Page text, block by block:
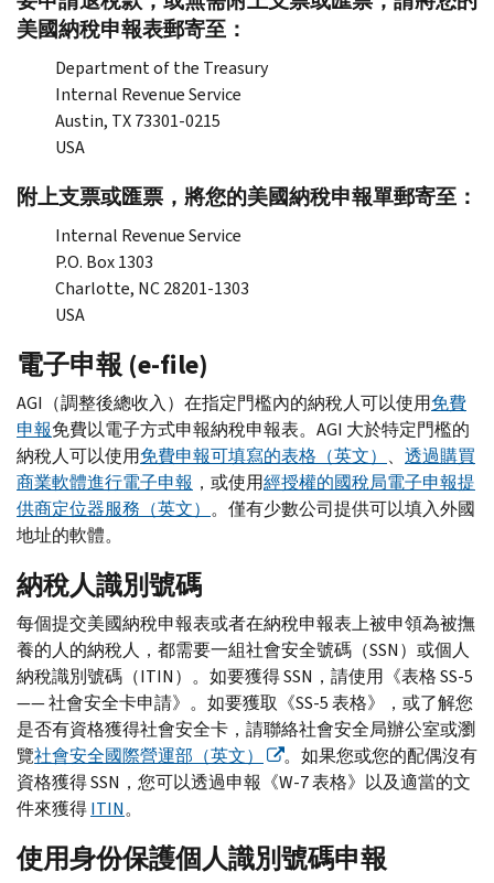
美國納稅申報表郵寄至：
Department of the Treasury
Internal Revenue Service
Austin, TX73301-0215
USA
附上支票或匯票，將您的美國納稅申報單郵寄至：
Internal Revenue Service
P.O. Box1303
Charlotte, NC28201-1303
USA
電子申報 (e-file)
AGI （調整後總收入）在指定門檻內的納稅人可以使用免費
申報免費以電子方式申報納稅申報表。 AGI 大於特定門檻的
納稅人可以使用免費申報可填寫的表格（英文） 、 透過購買
商業軟體進行電子申報 ，或使用經授權的國稅局電子申報提
供商定位器服務（英文） 。僅有少數公司提供可以填入外國
地址的軟體。
納稅人識別號碼
每個提交美國納稅申報表或者在納稅申報表上被申領為被撫
養的人的納稅人，都需要一組社會安全號碼（SSN）或個人
納稅識別號碼（ITIN）。如要獲得SSN ，請使用《表格SS-5
—— 社會安全卡申請》。如要獲取《SS-5 表格》，或了解您
是否有資格獲得社會安全卡，請聯絡社會安全局辦公室或瀏
覽社會安全國際營運部（英文）
。如果您或您的配偶沒有
資格獲得SSN ，您可以透過申報《W-7 表格》以及適當的文
件來獲得ITIN。
使用身份保護個人識別號碼申報